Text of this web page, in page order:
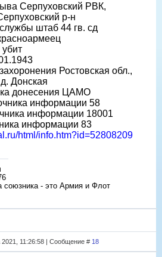
Серпуховский РВК,
р-н
штаб 44 гв. сд
Ростовская обл.,
Донская
донесения ЦАМО
информации 58
информации 18001
информации 83
html/info.htm?id=52808209
союзника - это Армия и Флот
11:26:58 | Сообщение # 18